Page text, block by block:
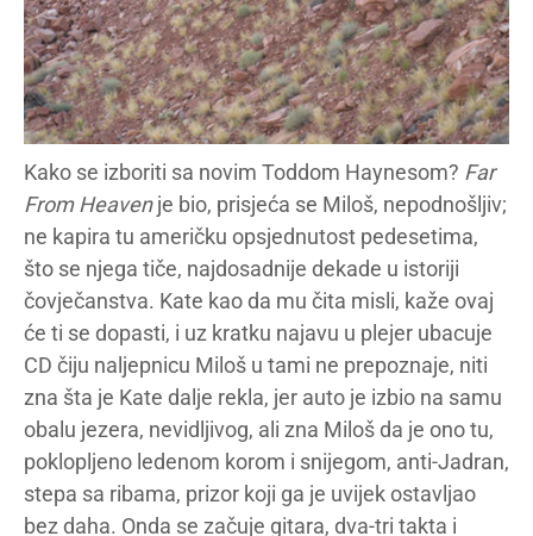
Kako se izboriti sa novim Toddom Haynesom? Far
From Heavenje bio, prisjeća se Miloš, nepodnošljiv;
ne kapira tu američku opsjednutost pedesetima,
što se njega tiče, najdosadnije dekade u istoriji
čovječanstva. Kate kao da mu čita misli, kaže ovaj
će ti se dopasti, i uz kratku najavu u plejer ubacuje
CD čiju naljepnicu Miloš u tami ne prepoznaje, niti
zna šta je Kate dalje rekla, jer auto je izbio na samu
obalu jezera, nevidljivog, ali zna Miloš da je ono tu,
poklopljeno ledenom korom i snijegom, anti-Jadran,
stepa sa ribama, prizor koji ga je uvijek ostavljao
bez daha. Onda se začuje gitara, dva-tri takta i